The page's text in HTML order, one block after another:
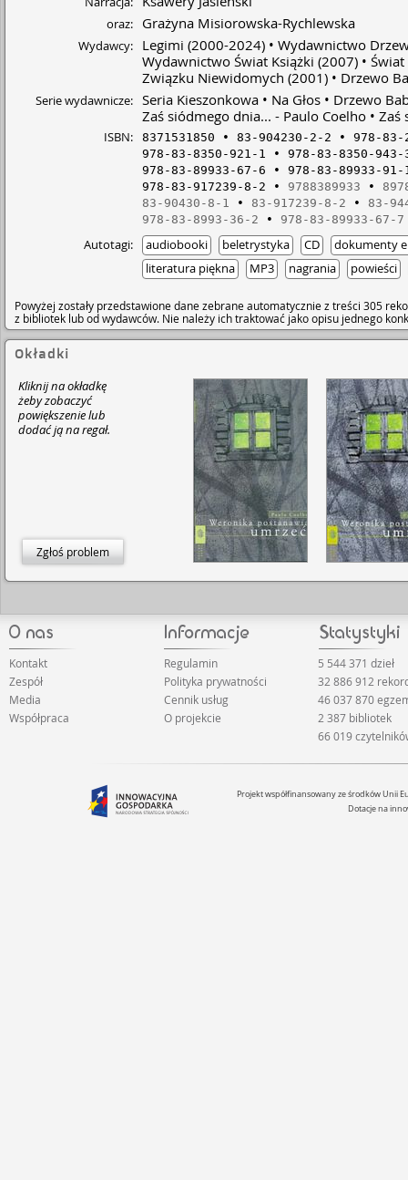
oraz: Grażyna Misiorowska-Rychlewska
Wydawcy: Legimi (2000-2024)
Wydawnictwo
Wydawnictwo Świat Książki (2007)
Związku Niewidomych (2001) Drzewo
Serie wydawnicze: Seria Kieszonkowa Na Głos
Drzewo
Zaś siódmego dnia... - Paulo Coelho
Zaś
ISBN: 8371531850 83-904230-2-2
978-83-
978-83-8350-921-1
978-83-8350-943-
978-83-89933-67-6
978-83-89933-91-
978-83-917239-8-2
9788389933
83-90430-8-1
83-917239-8-2
83-
978-83-8993-36-2
978-83-89933-67-7
Autotagi: audiobooki beletrystyka CD
dokumenty
literatura piękna
MP3 nagrania powieści
Powyżej zostały przedstawione dane zebrane automatycznie z treści 305
z bibliotek lub od wydawców. Nie należy ich traktować jako opisu jednego
Okładki
Kliknij na okładkę
żeby zobaczyć
powiększenie lub
dodać ją na regał.
Zgłoś problem
Kontakt
Zespół
Media
Współpraca
Regulamin
Polityka prywatności
Cennik usług
O projekcie
5 544 371 dzieł
32 886 912
46 037 870
2 387 bibliotek
66 019
Projekt współfinansowany ze środków Unii
Dotacje na